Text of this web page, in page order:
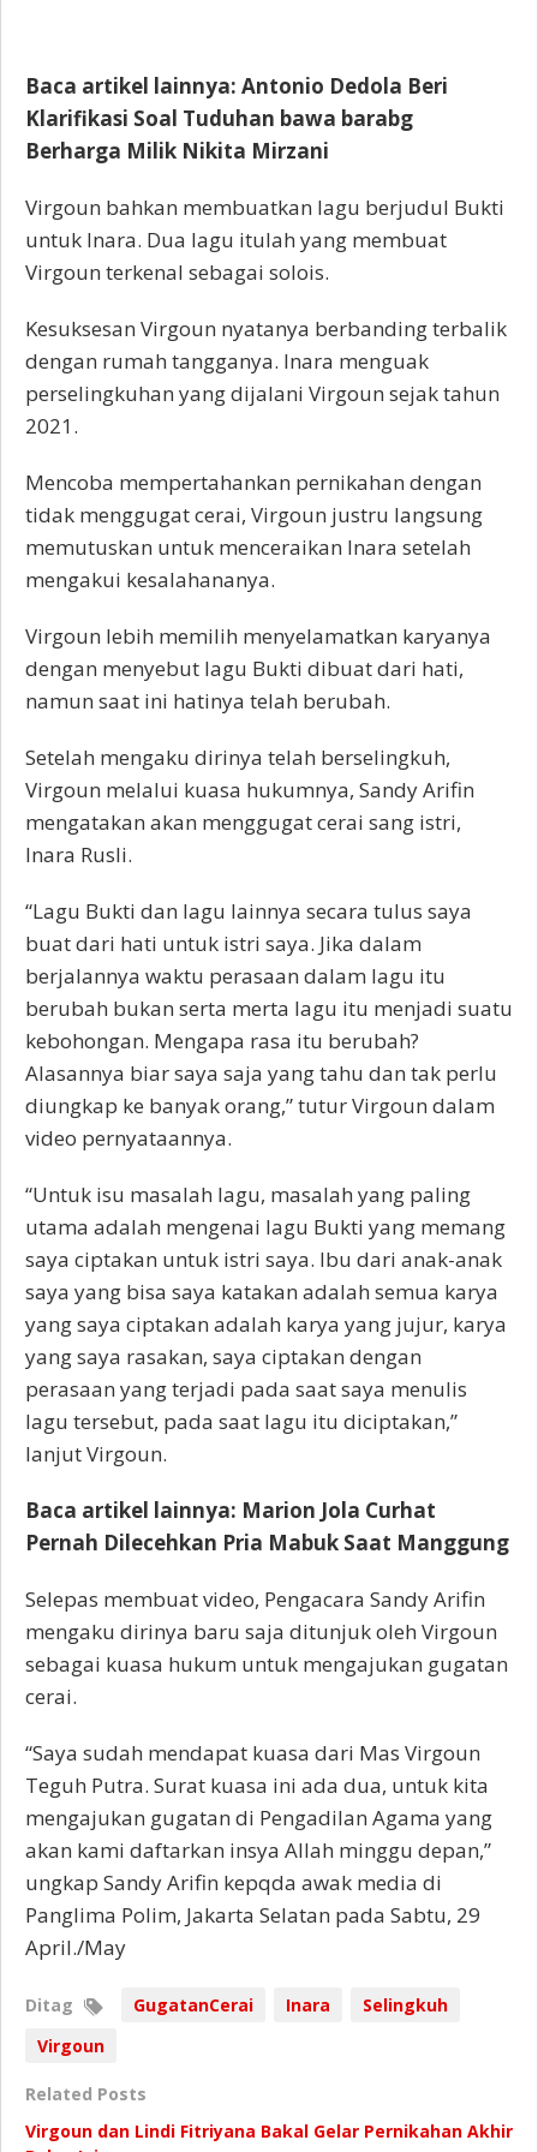
Baca artikel lainnya: Antonio Dedola Beri
Klarifikasi Soal Tuduhan bawa barabg
Berharga Milik Nikita Mirzani
Virgoun bahkan membuatkan lagu berjudul Bukti
untuk Inara. Dua lagu itulah yang membuat
Virgoun terkenal sebagai solois.
Kesuksesan Virgoun nyatanya berbanding terbalik
dengan rumah tangganya. Inara menguak
perselingkuhan yang dijalani Virgoun sejak tahun
2021.
Mencoba mempertahankan pernikahan dengan
tidak menggugat cerai, Virgoun justru langsung
memutuskan untuk menceraikan Inara setelah
mengakui kesalahananya.
Virgoun lebih memilih menyelamatkan karyanya
dengan menyebut lagu Bukti dibuat dari hati,
namun saat ini hatinya telah berubah.
Setelah mengaku dirinya telah berselingkuh,
Virgoun melalui kuasa hukumnya, Sandy Arifin
mengatakan akan menggugat cerai sang istri,
Inara Rusli.
“Lagu Bukti dan lagu lainnya secara tulus saya
buat dari hati untuk istri saya. Jika dalam
berjalannya waktu perasaan dalam lagu itu
berubah bukan serta merta lagu itu menjadi suatu
kebohongan. Mengapa rasa itu berubah?
Alasannya biar saya saja yang tahu dan tak perlu
diungkap ke banyak orang,” tutur Virgoun dalam
video pernyataannya.
“Untuk isu masalah lagu, masalah yang paling
utama adalah mengenai lagu Bukti yang memang
saya ciptakan untuk istri saya. Ibu dari anak-anak
saya yang bisa saya katakan adalah semua karya
yang saya ciptakan adalah karya yang jujur, karya
yang saya rasakan, saya ciptakan dengan
perasaan yang terjadi pada saat saya menulis
lagu tersebut, pada saat lagu itu diciptakan,”
lanjut Virgoun.
Baca artikel lainnya: Marion Jola Curhat
Pernah Dilecehkan Pria Mabuk Saat Manggung
Selepas membuat video, Pengacara Sandy Arifin
mengaku dirinya baru saja ditunjuk oleh Virgoun
sebagai kuasa hukum untuk mengajukan gugatan
cerai.
“Saya sudah mendapat kuasa dari Mas Virgoun
Teguh Putra. Surat kuasa ini ada dua, untuk kita
mengajukan gugatan di Pengadilan Agama yang
akan kami daftarkan insya Allah minggu depan,”
ungkap Sandy Arifin kepqda awak media di
Panglima Polim, Jakarta Selatan pada Sabtu, 29
April./May
Ditag GugatanCerai Inara
Selingkuh
Virgoun
Related Posts
Virgoun dan Lindi Fitriyana Bakal Gelar Pernikahan Akhir